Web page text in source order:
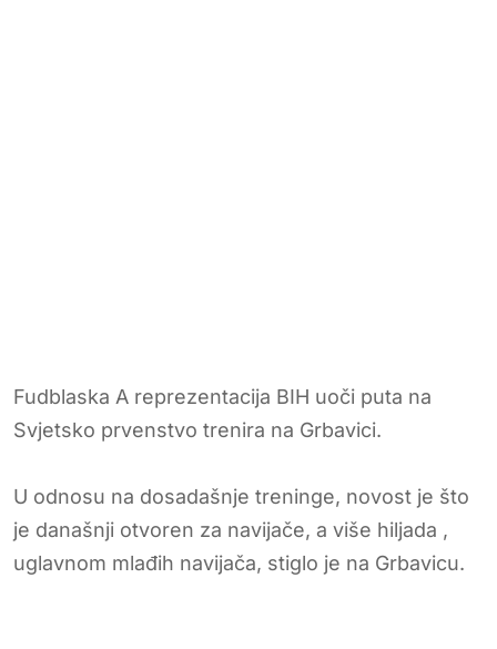
Fudblaska A reprezentacija BIH uoči puta na
Svjetsko prvenstvo trenira na Grbavici.
U odnosu na dosadašnje treninge, novost je što
je današnji otvoren za navijače, a više hiljada ,
uglavnom mlađih navijača, stiglo je na Grbavicu.